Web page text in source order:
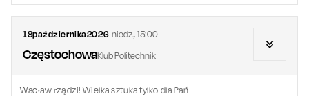
18października2026 niedz.,15:00
CzęstochowaKlub Politechnik
Wacław rządzi! Wielka sztuka tylko dla Pań